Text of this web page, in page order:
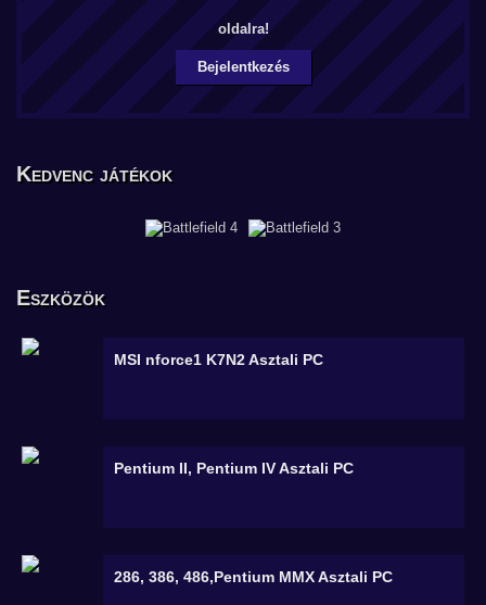
oldalra!
Bejelentkezés
Kedvenc játékok
Eszközök
MSI nforce1 K7N2Asztali PC
Pentium II, Pentium IVAsztali PC
286, 386, 486,Pentium MMXAsztali PC